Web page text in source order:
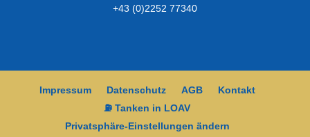
+43 (0)2252 77340
Impressum Datenschutz AGB
Kontakt
⛽ Tanken in LOAV
Privatsphäre-Einstellungen ändern